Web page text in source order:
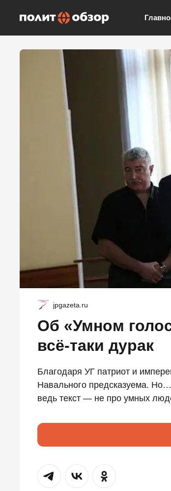
jpgazeta.ru
Об «Умном
всё-таки дурак
Благодаря УГ патриот и
Навального предсказуема.
ведь текст — не про умных